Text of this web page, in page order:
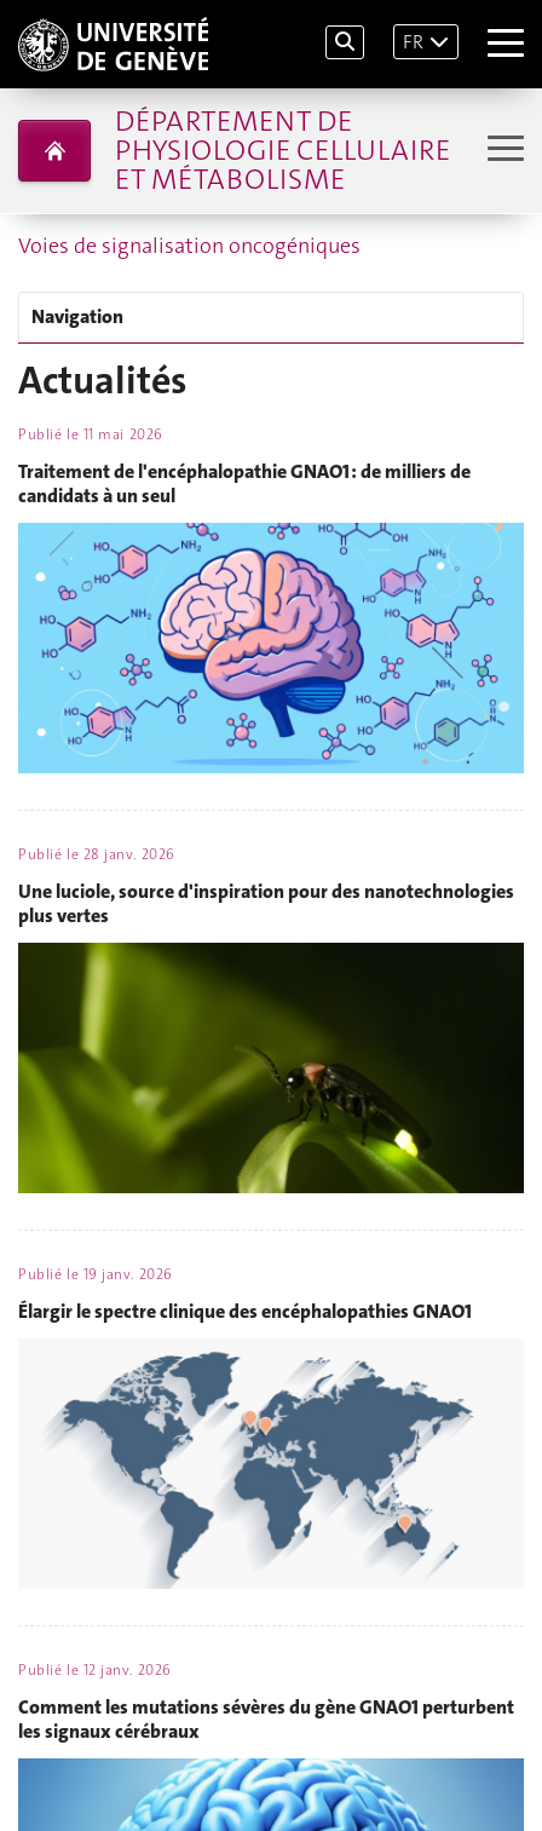
FR
DÉPARTEMENT DE
PHYSIOLOGIE CELLULAIRE
ET MÉTABOLISME
Voies de signalisation oncogéniques
Navigation
Actualités
Publié le 11 mai 2026
Traitement de l'encéphalopathie GNAO1 : de milliers de
candidats à un seul
Publié le 28 janv. 2026
Une luciole, source d'inspiration pour des nanotechnologies
plus vertes
Publié le 19 janv. 2026
Élargir le spectre clinique des encéphalopathies GNAO1
Publié le 12 janv. 2026
Comment les mutations sévères du gène GNAO1 perturbent
les signaux cérébraux